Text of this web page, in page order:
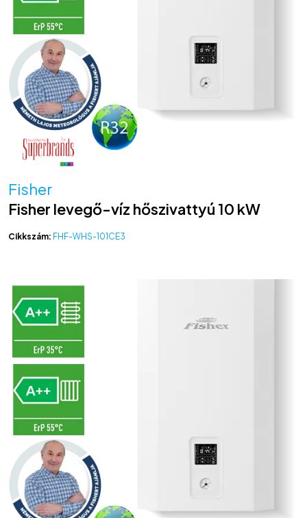
Fisher
Fisher levegő-víz hőszivattyú 10 kW
Cikkszám: FHF-WHS-101CE3